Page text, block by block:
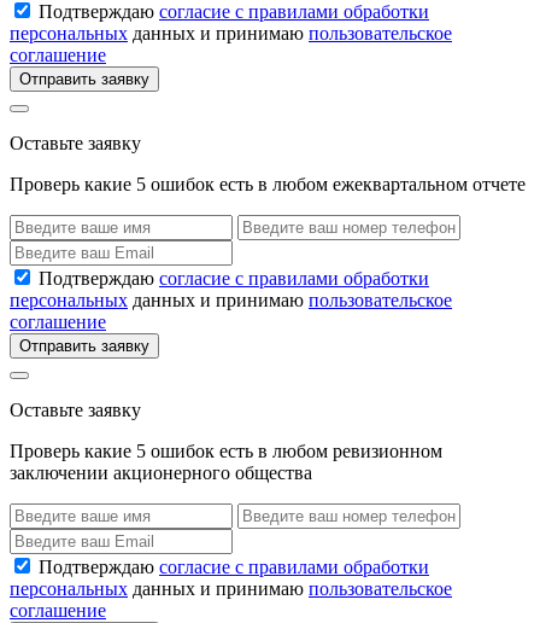
Подтверждаю согласие с правилами обработки
персональных данных и принимаю пользовательское
соглашение
Отправить заявку
Оставьте заявку
Проверь какие 5 ошибок есть в любом ежеквартальном отчете
Подтверждаю согласие с правилами обработки
персональных данных и принимаю пользовательское
соглашение
Отправить заявку
Оставьте заявку
Проверь какие 5 ошибок есть в любом ревизионном
заключении акционерного общества
Подтверждаю согласие с правилами обработки
персональных данных и принимаю пользовательское
соглашение